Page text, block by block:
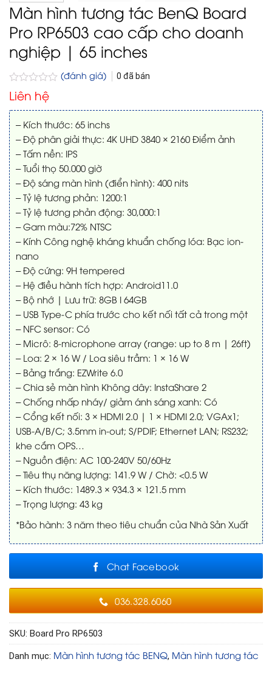
Màn hình tương tác BenQ Board
Pro RP6503 cao cấp cho doanh
nghiệp | 65 inches
Được
xếp
hạng
0
5
sao
(đánh giá) 0 đã bán
Liên hệ
– Kích thước: 65 inchs
– Độ phân giải thực: 4K UHD 3840 × 2160 Điểm ảnh
– Tấm nền: IPS
– Tuổi thọ 50.000 giờ
– Độ sáng màn hình (điển hình): 400 nits
– Tỷ lệ tương phản: 1200:1
– Tỷ lệ tương phản động: 30,000:1
– Gam màu:72% NTSC
– Kính Công nghệ kháng khuẩn chống lóa: Bạc ion-
nano
– Độ cứng: 9H tempered
– Hệ điều hành tích hợp: Android11.0
– Bộ nhớ | Lưu trữ: 8GB I 64GB
– USB Type-C phía trước cho kết nối tất cả trong một
– NFC sensor: Có
– Micrô: 8-microphone array (range: up to 8 m | 26ft)
– Loa: 2 × 16 W / Loa siêu trầm: 1 × 16 W
– Bảng trắng: EZWrite 6.0
– Chia sẻ màn hình Không dây: InstaShare 2
– Chống nhấp nháy/ giảm ánh sáng xanh: Có
– Cổng kết nối: 3 × HDMI 2.0 | 1 × HDMI 2.0; VGAx1;
USB-A/B/C; 3.5mm in-out; S/PDIF; Ethernet LAN; RS232;
khe cắm OPS…
– Nguồn điện: AC 100-240V 50/60Hz
– Tiêu thụ năng lượng: 141.9 W / Chờ: <0.5 W
– Kích thước: 1489.3 × 934.3 × 121.5 mm
– Trọng lượng: 43 kg
*Bảo hành: 3 năm theo tiêu chuẩn của Nhà Sản Xuất
Chat Facebook
036.328.6060
SKU: Board Pro RP6503
Danh mục: Màn hình tương tác BENQ, Màn hình tương tác